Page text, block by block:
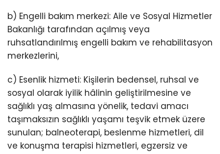
b) Engelli bakım merkezi: Aile ve Sosyal Hizmetler
Bakanlığı tarafından açılmış veya
ruhsatlandırılmış engelli bakım ve rehabilitasyon
merkezlerini,
c) Esenlik hizmeti: Kişilerin bedensel, ruhsal ve
sosyal olarak iyilik hâlinin geliştirilmesine ve
sağlıklı yaş almasına yönelik, tedavi amacı
taşımaksızın sağlıklı yaşamı teşvik etmek üzere
sunulan; balneoterapi, beslenme hizmetleri, dil
ve konuşma terapisi hizmetleri, egzersiz ve